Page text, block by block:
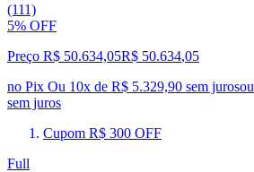
(111)
5% OFF
Preço R$ 50.634,05R$ 50.634,05
no Pix Ou 10x de R$ 5.329,90 sem jurosou
sem juros
Cupom R$ 300 OFF
Full